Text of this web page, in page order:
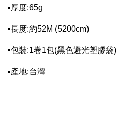
▪厚度:65g
▪長度:約52M (5200cm)
▪包裝:1卷1包(黑色避光塑膠袋)
▪產地:台灣